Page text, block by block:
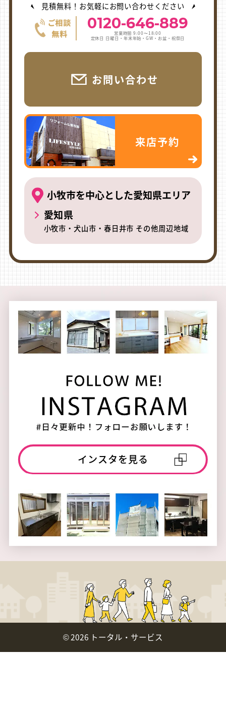
見積無料！お気軽にお問い合わせください
0120-646-889
営業時間 9:00〜18:00
定休日 日曜日・年末年始・GW・お盆・祝祭日
お問い合わせ
来店予約
小牧市を中心とした愛知県エリア
愛知県
小牧市・犬山市・春日井市 その他周辺地域
インスタを見る
©2026 トータル・サービス